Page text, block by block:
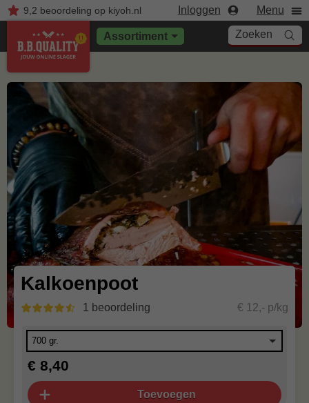
9,2 beoordelingop kiyoh.nl Inloggen Menu
Assortiment Zoeken
Kalkoenpoot
1 beoordeling € 12,- p/kg
€ 8,40
Toevoegen